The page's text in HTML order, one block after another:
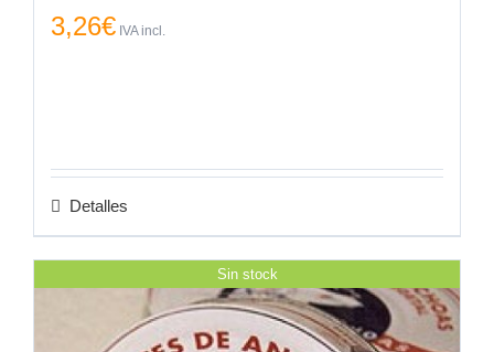
3,26€ IVA incl.
Detalles
Sin stock